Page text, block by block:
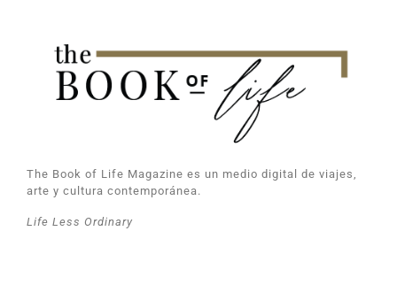
The Book of Life Magazine es un medio digital de viajes,
arte y cultura contemporánea.
Life Less Ordinary